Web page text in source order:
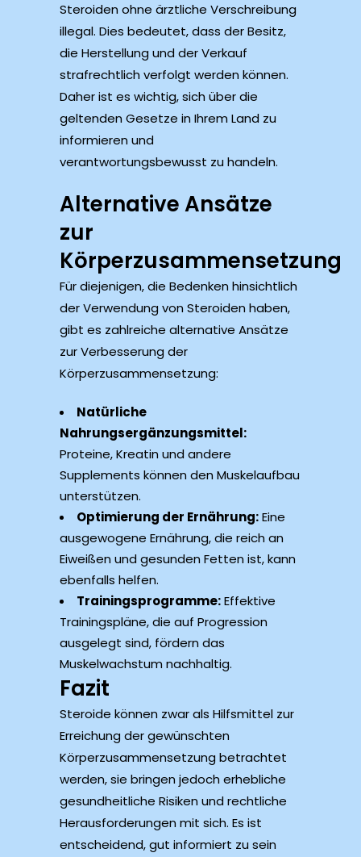
Steroiden ohne ärztliche Verschreibung
illegal. Dies bedeutet, dass der Besitz,
die Herstellung und der Verkauf
strafrechtlich verfolgt werden können.
Daher ist es wichtig, sich über die
geltenden Gesetze in Ihrem Land zu
informieren und
verantwortungsbewusst zu handeln.
Alternative Ansätze
zur
Körperzusammensetzung
Für diejenigen, die Bedenken hinsichtlich
der Verwendung von Steroiden haben,
gibt es zahlreiche alternative Ansätze
zur Verbesserung der
Körperzusammensetzung:
Natürliche
Nahrungsergänzungsmittel:
Proteine, Kreatin und andere
Supplements können den Muskelaufbau
unterstützen.
Optimierung der Ernährung:Eine
ausgewogene Ernährung, die reich an
Eiweißen und gesunden Fetten ist, kann
ebenfalls helfen.
Trainingsprogramme:Effektive
Trainingspläne, die auf Progression
ausgelegt sind, fördern das
Muskelwachstum nachhaltig.
Fazit
Steroide können zwar als Hilfsmittel zur
Erreichung der gewünschten
Körperzusammensetzung betrachtet
werden, sie bringen jedoch erhebliche
gesundheitliche Risiken und rechtliche
Herausforderungen mit sich. Es ist
entscheidend, gut informiert zu sein